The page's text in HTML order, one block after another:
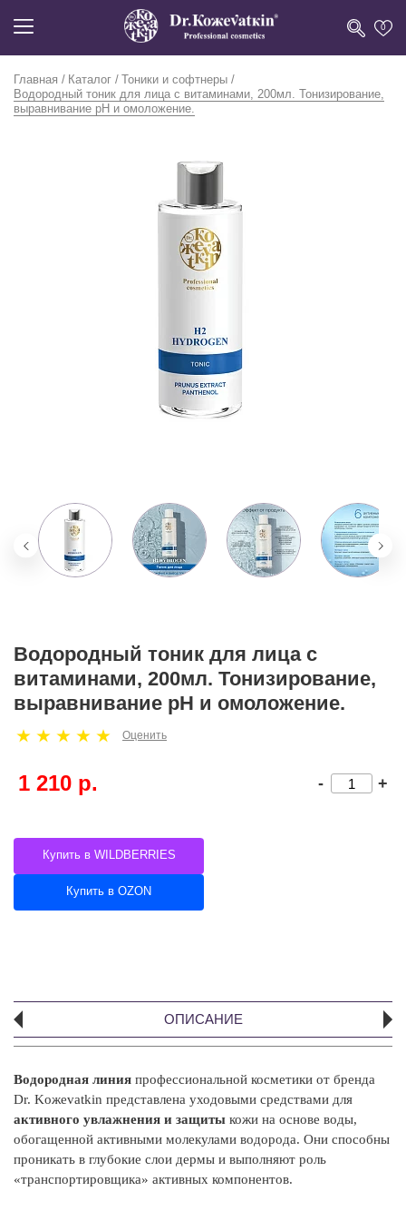
0
Главная Каталог
Тоники и софтнеры
Водородный тоник для лица с витаминами, 200мл. Тонизирование,
выравнивание pH и омоложение.
Водородный тоник для лица с
витаминами, 200мл. Тонизирование,
выравнивание pH и омоложение.
Оценить
1 210 р. - +
Купить в WILDBERRIES
Купить в OZON
ОПИСАНИЕ
Водородная линия профессиональной косметики от бренда
Dr. Koжevatkin представлена уходовыми средствами для
активного увлажнения и защиты кожи на основе воды,
обогащенной активными молекулами водорода. Они способны
проникать в глубокие слои дермы и выполняют роль
«транспортировщика» активных компонентов.